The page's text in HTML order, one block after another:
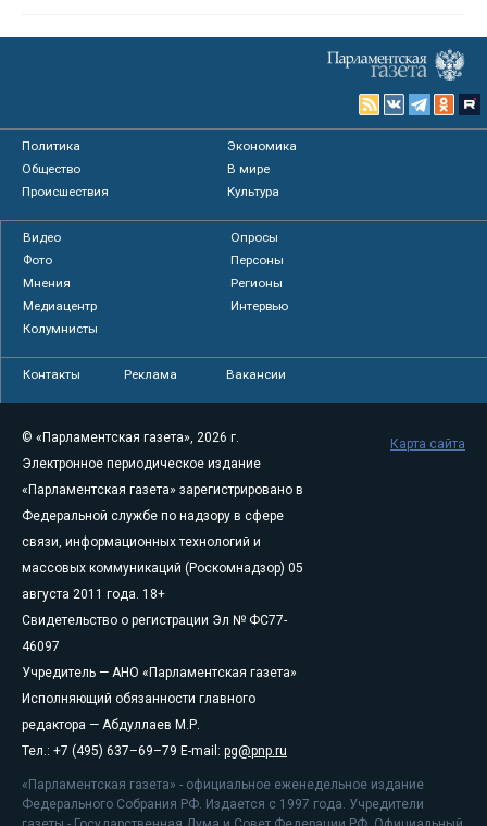
Политика
Экономика
Общество
В мире
Происшествия
Культура
Видео
Опросы
Фото
Персоны
Мнения
Регионы
Медиацентр
Интервью
Колумнисты
Контакты Реклама Вакансии
© «Парламентская газета», 2026 г.
Электронное периодическое издание
«Парламентская газета» зарегистрировано в
Федеральной службе по надзору в сфере
связи, информационных технологий и
массовых коммуникаций (Роскомнадзор) 05
августа 2011 года. 18+
Свидетельство о регистрации Эл № ФС77-
46097
Учредитель — АНО «Парламентская газета»
Исполняющий обязанности главного
редактора — Абдуллаев М.Р.
Тел.: +7 (495) 637–69–79 E-mail: pg@pnp.ru
«Парламентская газета» - официальное еженедельное издание
Федерального Собрания РФ. Издается с 1997 года. Учредители
Карта сайта